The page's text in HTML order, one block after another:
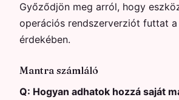
Győződjön meg arról, hogy
operációs rendszerverziót futtat
érdekében.
Mantra számláló
Q: Hogyan adhatok hozzá saját